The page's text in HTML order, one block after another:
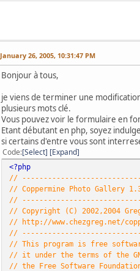
January 26, 2005, 10:31:47 PM
Bonjour à tous,
je viens de terminer une
plusieurs mots clé.
Vous pouvez voir le formulaire en
Etant débutant en php, soyez
si certains d'entre vous sont
Code Select Expand
<?php
//
// Coppermine Photo Gallery
//
// Copyright (C) 2002,2004
// http://www.chezgreg.net/
//
// This program is free
// it under the terms of the
// the Free Software